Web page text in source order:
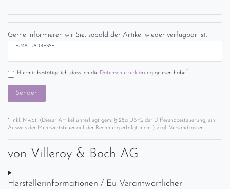
Gerne informieren wir Sie, sobald der Artikel wieder verfügbar ist.
E-MAIL-ADRESSE
Hiermit bestätige ich, dass ich die Daten­schutz­erklärunggelesen habe.*
Senden
* inkl. MwSt. (Dieser Artikel unterliegt gem. § 25a UStG der Differenzbesteuerung, ein
Ausweis der Mehrwertsteuer auf der Rechnung erfolgt nicht.) zzgl. Versandkosten
von Villeroy & Boch AG
Herstellerinformationen / Eu-Verantwortlicher